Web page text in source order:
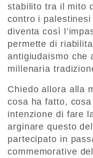
stabilito tra il mito
contro i
diventa così
permette di
antigiudaismo che
millenaria
Chiedo allora alla
cosa ha fatto,
intenzione di fare
arginare questo
partecipato in
commemorative